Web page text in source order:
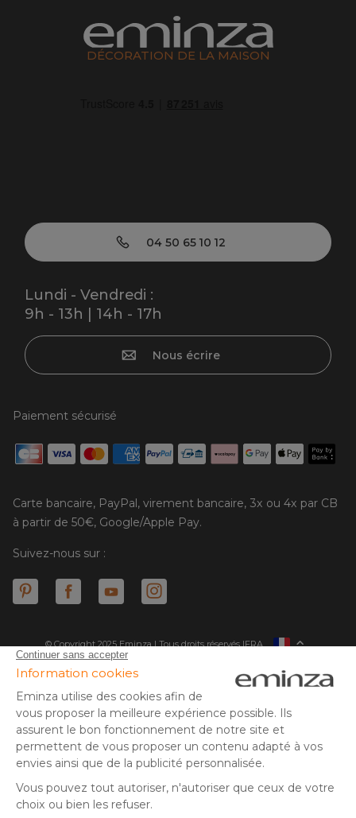
DÉCORATION DE LA MAISON
04 50 65 10 12
Lundi - Vendredi :
9h - 13h | 14h - 17h
Nous écrire
Paiement sécurisé
Carte bancaire, PayPal, virement bancaire, 3x ou 4x par CB
à partir de 50€, Google/Apple Pay.
Suivez-nous sur :
© Copyright 2025 Eminza | Tous droits réservés |
ESPAÑA
NEDERLAND
SUISSE
DANMARK
FRA
* Vous disposez de 30 jours (à compter de la réception ou du
retrait de votre colis) pour effectuer un retour de produits et
** Expédition le jour même pour toute commande passée avant